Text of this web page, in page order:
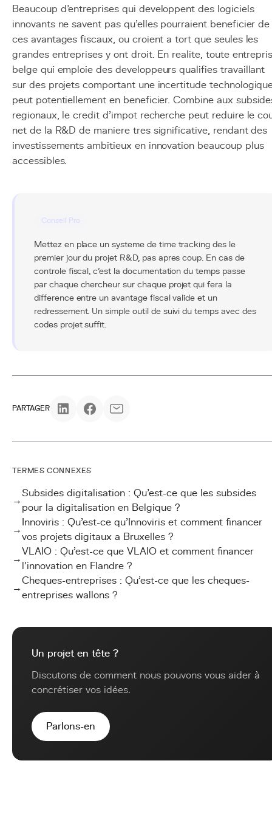
Beaucoup d'entreprises qui developpent des logiciels
innovants ne savent pas qu'elles pourraient beneficier de
ces avantages fiscaux, ou croient a tort que seules les
grandes entreprises y ont droit. En realite, toute
belge qui emploie des developpeurs qualifies travaillant
sur des projets comportant une incertitude
peut potentiellement en beneficier. Combine aux
regionaux, le credit d'impot recherche peut reduire le
net de la R&D de maniere tres significative, rendant des
investissements ambitieux en innovation beaucoup plus
accessibles.
Conseil Pro
Mettez en place un systeme de time tracking des le
premier jour du projet R&D, pas apres coup. En cas de
controle fiscal, c'est la documentation du temps passe
par chaque chercheur sur chaque projet qui fera la
difference entre un avantage fiscal valide et un
redressement. Un simple outil de suivi du temps avec des
codes projet suffit.
PARTAGER
TERMES CONNEXES
→
Subsides digitalisation : Qu'est-ce que les subsides
pour la digitalisation en Belgique ?
→
Innoviris : Qu'est-ce qu'Innoviris et comment financer
vos projets digitaux a Bruxelles ?
→
VLAIO : Qu'est-ce que VLAIO et comment financer
l'innovation en Flandre ?
→
Cheques-entreprises : Qu'est-ce que les cheques-
entreprises wallons ?
Un projet en tête ?
Discutons de comment nous pouvons vous aider à
concrétiser vos idées.
Parlons-en